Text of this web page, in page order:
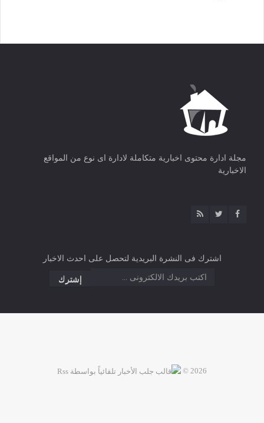
مجلة ادارة محتوى اخبارية متكاملة لادارة اى نوع من المواقع
الاخبارية
اشترك فى النشرة البريدية لتحصل على احدث الاخبار
2026 ©